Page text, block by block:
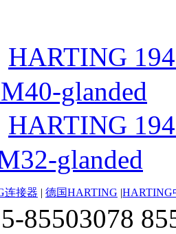
HARTING
glanded
HARTING
glanded
连接器 | 德国HARTING |HARTING
85503078